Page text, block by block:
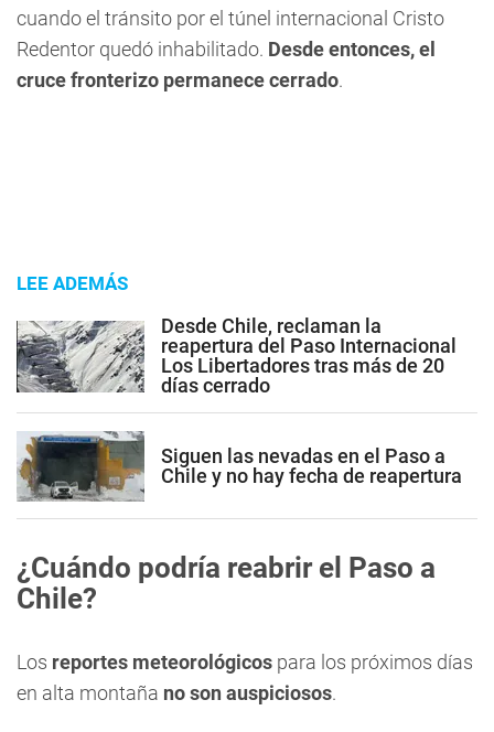
cuando el tránsito por el túnel internacional Cristo
Redentor quedó inhabilitado. Desde entonces, el
cruce fronterizo permanece cerrado.
LEE ADEMÁS
Desde Chile, reclaman la
reapertura del Paso Internacional
Los Libertadores tras más de 20
días cerrado
Siguen las nevadas en el Paso a
Chile y no hay fecha de reapertura
¿Cuándo podría reabrir el Paso a
Chile?
Los reportes meteorológicos para los próximos días
en alta montaña no son auspiciosos.